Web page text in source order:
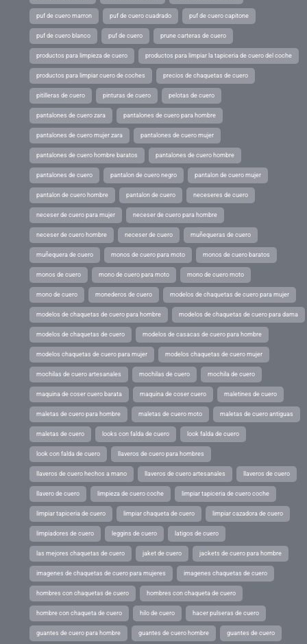
puf de cuero marron puf de cuero cuadrado puf de cuero capitone
puf de cuero blanco puf de cuero prune carteras de cuero
productos para limpieza de cuero productos para limpiar la tapiceria de cuero del coche
productos para limpiar cuero de coches precios de chaquetas de cuero
pitilleras de cuero pinturas de cuero pelotas de cuero
pantalones de cuero zara pantalones de cuero para hombre
pantalones de cuero mujer zara pantalones de cuero mujer
pantalones de cuero hombre baratos pantalones de cuero hombre
pantalones de cuero pantalon de cuero negro pantalon de cuero mujer
pantalon de cuero hombre pantalon de cuero neceseres de cuero
neceser de cuero para mujer neceser de cuero para hombre
neceser de cuero hombre neceser de cuero muñequeras de cuero
muñequera de cuero monos de cuero para moto monos de cuero baratos
monos de cuero mono de cuero para moto mono de cuero moto
mono de cuero monederos de cuero modelos de chaquetas de cuero para mujer
modelos de chaquetas de cuero para hombre modelos de chaquetas de cuero para dama
modelos de chaquetas de cuero modelos de casacas de cuero para hombre
modelos chaquetas de cuero para mujer modelos chaquetas de cuero mujer
mochilas de cuero artesanales mochilas de cuero mochila de cuero
maquina de coser cuero barata maquina de coser cuero maletines de cuero
maletas de cuero para hombre maletas de cuero moto maletas de cuero antiguas
maletas de cuero looks con falda de cuero look falda de cuero
look con falda de cuero llaveros de cuero para hombres
llaveros de cuero hechos a mano llaveros de cuero artesanales llaveros de cuero
llavero de cuero limpieza de cuero coche limpiar tapiceria de cuero coche
limpiar tapiceria de cuero limpiar chaqueta de cuero limpiar cazadora de cuero
limpiadores de cuero leggins de cuero latigos de cuero
las mejores chaquetas de cuero jaket de cuero jackets de cuero para hombre
imagenes de chaquetas de cuero para mujeres imagenes chaquetas de cuero
hombres con chaquetas de cuero hombres con chaqueta de cuero
hombre con chaqueta de cuero hilo de cuero hacer pulseras de cuero
guantes de cuero para hombre guantes de cuero hombre guantes de cuero